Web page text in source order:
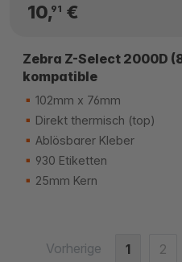
10,91 €
Zebra Z-Select 2000D
kompatible
102mm x 76mm
Direkt thermisch (top)
Ablösbarer Kleber
930 Etiketten
25mm Kern
Vorherige 1 2